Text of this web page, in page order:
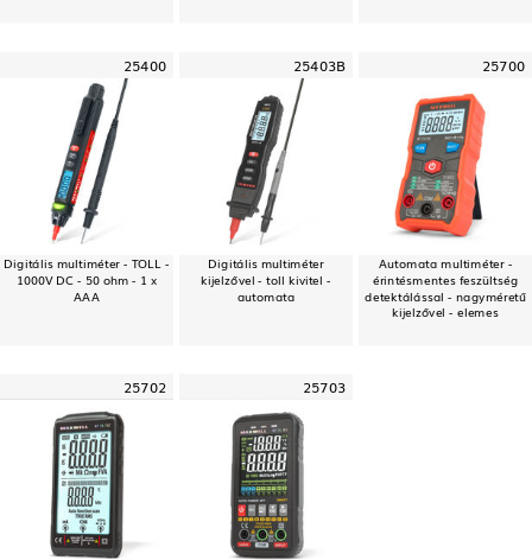
25400
Digitális multiméter - TOLL -
1000V DC - 50 ohm - 1 x
AAA
25403B
Digitális multiméter
kijelzővel - toll kivitel -
automata
25700
Automata multiméter -
érintésmentes feszültség
detektálással - nagyméretű
kijelzővel - elemes
25702 25703